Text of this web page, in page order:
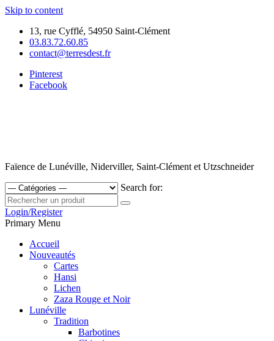
Skip to content
13, rue Cyfflé, 54950 Saint-Clément
03.83.72.60.85
contact@terresdest.fr
Pinterest
Facebook
Faïence de Lunéville, Niderviller, Saint-Clément et Utzschneider
Search for:
Login/Register
Primary Menu
Accueil
Nouveautés
Cartes
Hansi
Lichen
Zaza Rouge et Noir
Lunéville
Tradition
Barbotines